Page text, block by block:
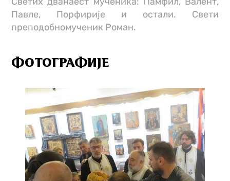
Павле, Порфирије и остали. Свети
преподобномученик Роман.
ФОТОГРАФИЈЕ